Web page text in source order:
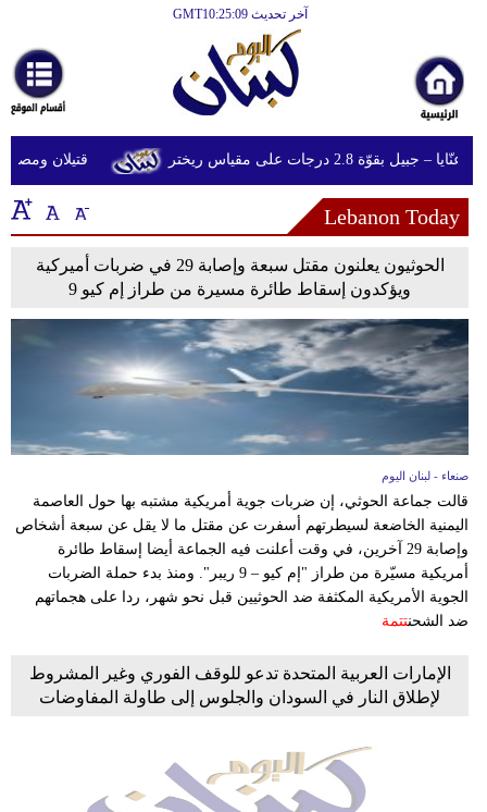
آخر تحديث GMT10:25:09
أخبارعاجلة
رياضة
ثقافة
إقتصاد
فن
وموسيقى
أزياء
وسفر
ديكور
أخبار
تعليم
قتيلان ومصابون جراء 14 غارة إسرائيلية بقوّة 2.8 درجات على مقياس ريختر
Lebanon Today
الحوثيون يعلنون مقتل سبعة وإصابة 29 في ضربات أميركية
ويؤكدون إسقاط طائرة مسيرة من طراز إم كيو 9
صنعاء - لبنان اليوم
قالت جماعة الحوثي، إن ضربات جوية أمريكية مشتبه بها حول العاصمة
اليمنية الخاضعة لسيطرتهم أسفرت عن مقتل ما لا يقل عن سبعة أشخاص
وإصابة 29 آخرين، في وقت أعلنت فيه الجماعة أيضا إسقاط طائرة
أمريكية مسيّرة من طراز "إم كيو – 9 ريبر". ومنذ بدء حملة الضربات
الجوية الأمريكية المكثفة ضد الحوثيين قبل نحو شهر، ردا على هجماتهم
ضد الشحنتتمة
الإمارات العربية المتحدة تدعو للوقف الفوري وغير المشروط
لإطلاق النار في السودان والجلوس إلى طاولة المفاوضات